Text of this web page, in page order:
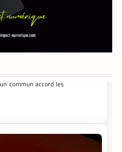
pour
22 mai 2026
PYUSD, PayPal
l’inclusion financière
transactions
rapides, stables et